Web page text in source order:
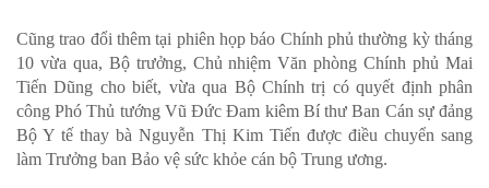
Cũng trao đổi thêm tại phiên họp báo Chính phủ thường kỳ tháng
10 vừa qua, Bộ trưởng, Chủ nhiệm Văn phòng Chính phủ Mai
Tiến Dũng cho biết, vừa qua Bộ Chính trị có quyết định phân
công Phó Thủ tướng Vũ Đức Đam kiêm Bí thư Ban Cán sự đảng
Bộ Y tế thay bà Nguyễn Thị Kim Tiến được điều chuyển sang
làm Trưởng ban Bảo vệ sức khỏe cán bộ Trung ương.